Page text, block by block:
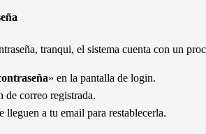
tranqui, el sistema cuenta con un
» en la pantalla de login.
correo registrada.
lleguen a tu email para restablecerla.